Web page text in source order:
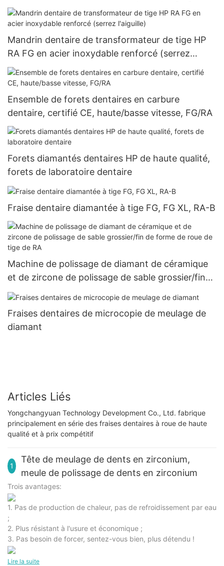
la pierre dentaire, équipement de pierres
précieuses, tête de meulage et de polissage
Mandrin dentaire de transformateur de tige HP
RA FG en acier inoxydable renforcé (serrez
l'aiguille)
Ensemble de forets dentaires en carbure
dentaire, certifié CE, haute/basse vitesse, FG/RA
Forets diamantés dentaires HP de haute qualité,
forets de laboratoire dentaire
Fraise dentaire diamantée à tige FG, FG XL, RA-B
Machine de polissage de diamant de céramique
et de zircone de polissage de sable grossier/fin
de forme de roue de tige de RA
Fraises dentaires de microcopie de meulage de
diamant
Articles Liés
Yongchangyuan Technology Development Co., Ltd. fabrique
principalement en série des fraises dentaires à roue de haute
qualité et à prix compétitif
1
Tête de meulage de dents en zirconium,
meule de polissage de dents en zirconium
Trois avantages:
1. Pas de production de chaleur, pas de refroidissement par eau
;
2. Plus résistant à l'usure et économique ;
3. Pas besoin de forcer, sentez-vous bien, plus détendu !
Lire la suite